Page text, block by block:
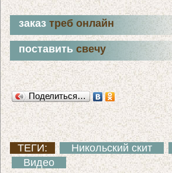
заказтреб онлайн
поставитьсвечу
Поделиться…
ТЕГИ: Никольский скит
Видео